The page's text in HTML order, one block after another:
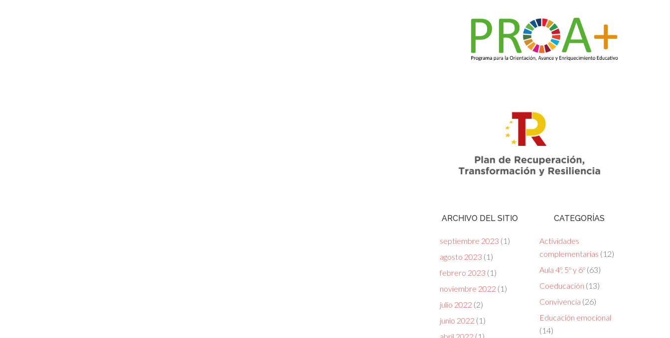
ARCHIVO DEL SITIO
septiembre 2023 (1)
agosto 2023 (1)
febrero 2023 (1)
noviembre 2022 (1)
julio 2022 (2)
junio 2022 (1)
abril 2022 (1)
CATEGORÍAS
Actividades
complementarias (12)
Aula 4º, 5º y 6º (63)
Coeducación (13)
Convivencia (26)
Educación emocional
(14)